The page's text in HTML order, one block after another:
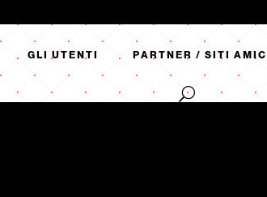
GLI UTENTI PARTNER / SITI AMICI